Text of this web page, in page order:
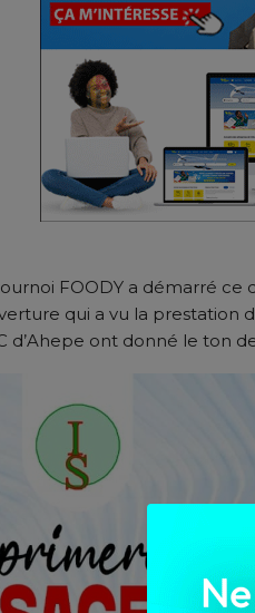
FOODY a démarré ce
qui a vu la prestation
d’Ahepe ont donné le ton